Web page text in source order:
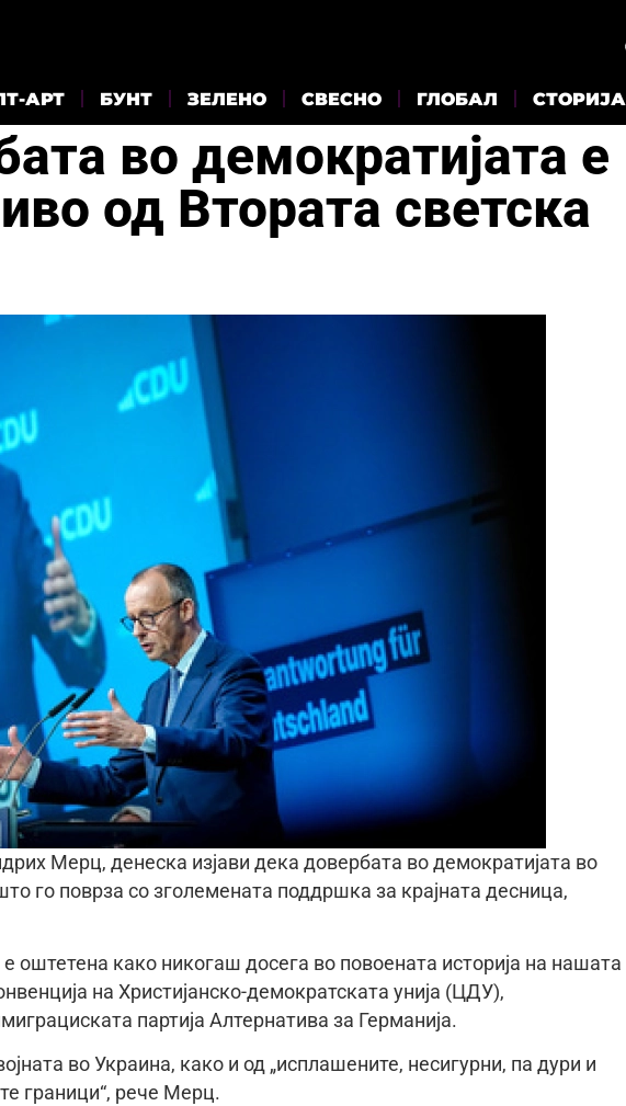
АРТ БУНТ ЗЕЛЕНО СВЕСНО ГЛОБАЛ СТОРИЈА
во демократијата е
од Втората светска
Мерц, денеска изјави дека довербата во демократијата во
го поврза со зголемената поддршка за крајната десница,
оштетена како никогаш досега во повоената историја на нашата
на Христијанско-демократската унија (ЦДУ),
партија Алтернатива за Германија.
во Украина, како и од „исплашените, несигурни, па дури и
граници“, рече Мерц.